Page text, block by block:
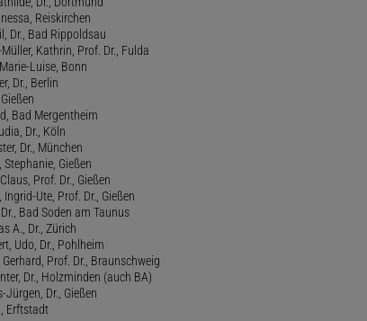
Reiskirchen
Dr., Bad Rippoldsau
Kathrin, Prof. Dr., Fulda
Luise, Bonn
Dr., Berlin
Bad Mergentheim
Dr., Köln
Dr., München
Stephanie, Gießen
Prof. Dr., Gießen
Ingrid-Ute, Prof. Dr., Gießen
Bad Soden am Taunus
A., Dr., Zürich
Udo, Dr., Pohlheim
Prof. Dr., Braunschweig
Dr., Holzminden (auch BA)
Jürgen, Dr., Gießen
Erftstadt